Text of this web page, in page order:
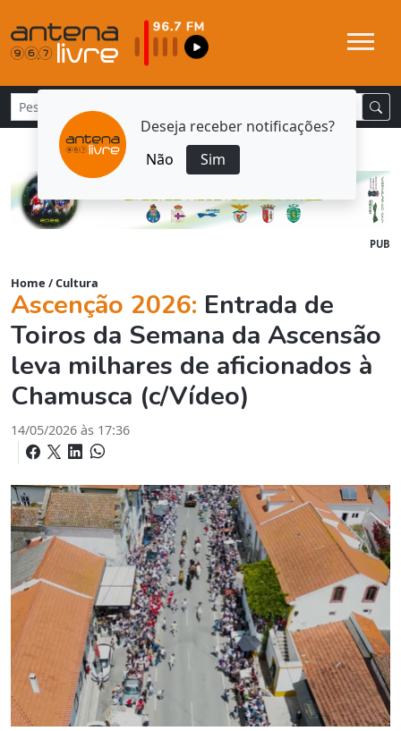
Deseja receber notificações?
Não
Sim
PUB
Home /Cultura
Ascenção 2026: Entrada de
Toiros da Semana da Ascensão
leva milhares de aficionados à
Chamusca (c/Vídeo)
14/05/2026 às 17:36